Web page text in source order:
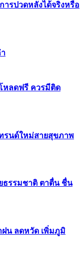
ารปวดหลังได้จริงหรือ
หลดฟรี ควรมีติด
รนด์ใหม่สายสุขภาพ
ธรรมชาติ ตาตื่น ชื่น
น ลดหวัด เพิ่มภูมิ